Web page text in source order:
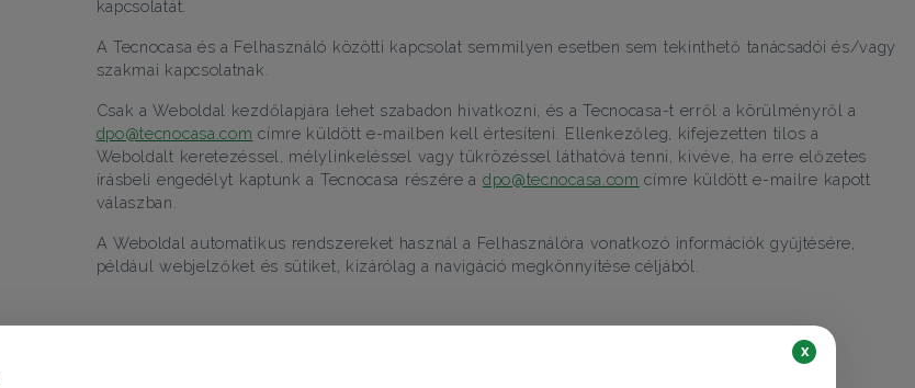
kapcsolatát.
A Tecnocasa és a Felhasználó közötti kapcsolat semmilyen esetben sem tekinthető tanácsadói és/vagy
szakmai kapcsolatnak.
Csak a Weboldal kezdőlapjára lehet szabadon hivatkozni, és a Tecnocasa-t erről a körülményről a
dpo@tecnocasa.com címre küldött e-mailben kell értesíteni. Ellenkezőleg, kifejezetten tilos a
Weboldalt keretezéssel, mélylinkeléssel vagy tükrözéssel láthatóvá tenni, kivéve, ha erre előzetes
írásbeli engedélyt kaptunk a Tecnocasa részére a dpo@tecnocasa.com címre küldött e-mailre kapott
válaszban.
A Weboldal automatikus rendszereket használ a Felhasználóra vonatkozó információk gyűjtésére,
például webjelzőket és sütiket, kizárólag a navigáció megkönnyítése céljából.
x